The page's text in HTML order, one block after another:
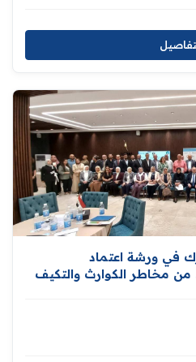
في ورشة اعتماد
من مخاطر الكوارث والتكيف